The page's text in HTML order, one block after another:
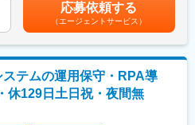
得意に合わせたマンツーマンによる対
る技術力向上には複数人の講座よりエ
を行い、通常より早いキャリアアップ
ます。※研修内容によって、複数人にな
業務
リケーション開発 など
け入会審査システム開発（Java）
ション開発（Java）
ム開発（C#）
ステム開発（C#）
部にて約600 名が活躍中
複数名でのプロジェクト着手が基本と
ります。月給(月額)は固定手当を含めた
応募依頼する
（エージェントサービス）
ステムの運用保守・RPA導
休129日土日祝・夜間無